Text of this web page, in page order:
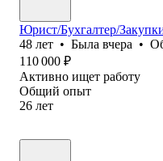
Юрист/Бухгалтер/
48 лет • Была вчера •
110 000 ₽
Активно ищет работу
Общий опыт
26 лет